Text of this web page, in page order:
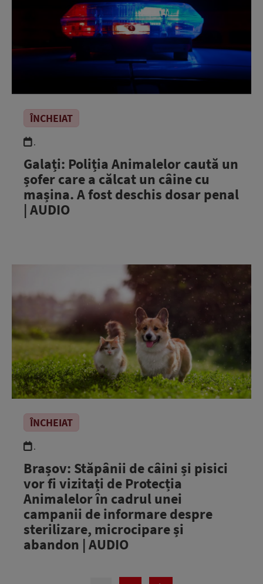
ÎNCHEIAT
.
Galați: Poliția Animalelor caută un
șofer care a călcat un câine cu
mașina. A fost deschis dosar penal
| AUDIO
ÎNCHEIAT
.
Brașov: Stăpânii de câini și pisici
vor fi vizitați de Protecția
Animalelor în cadrul unei
campanii de informare despre
sterilizare, microcipare și
abandon | AUDIO